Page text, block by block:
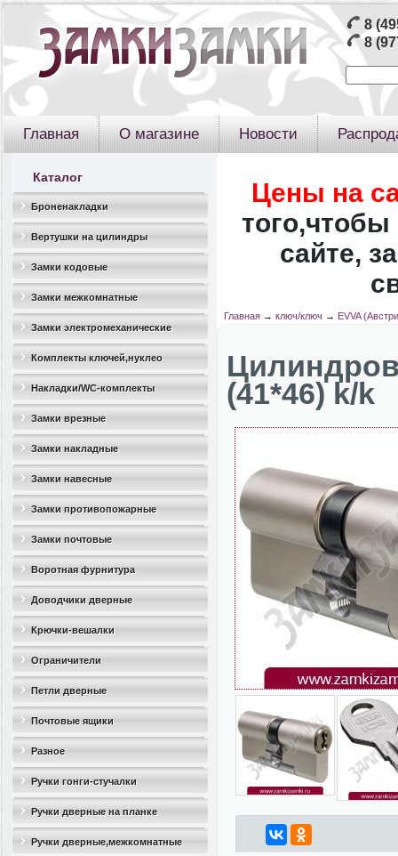
8
8
Главная О магазине Новости
Каталог
Броненакладки
Вертушки на цилиндры
Замки кодовые
Замки межкомнатные
Замки электромеханические
Комплекты ключей,нуклео
Накладки/WC-комплекты
Замки врезные
Замки накладные
Замки навесные
Замки противопожарные
Замки почтовые
Воротная фурнитура
Доводчики дверные
Крючки-вешалки
Ограничители
дверные(стопоры)
Петли дверные
Почтовые ящики
Разное
Ручки гонги-стучалки
Ручки дверные на планке
Ручки дверные,межкомнатные
Цены на
того,чтобы
сайте,
Главная→ ключ/ключ → EVVA
(41*46) k/k